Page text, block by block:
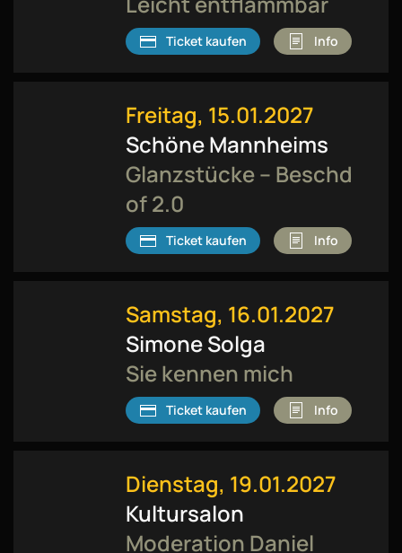
Ticket kaufen Info
Freitag, 15.01.2027
Schöne Mannheims
Glanzstücke – Beschd
of 2.0
Ticket kaufen Info
Samstag, 16.01.2027
Simone Solga
Sie kennen mich
Ticket kaufen Info
Dienstag, 19.01.2027
Kultursalon
Moderation Daniel